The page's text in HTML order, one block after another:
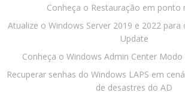
Conheça o Restauração em ponto
Atualize o Windows Server 2019 e 2022 para
Update
Conheça o Windows Admin Center Modo
Recuperar senhas do Windows LAPS em
de desastres do AD